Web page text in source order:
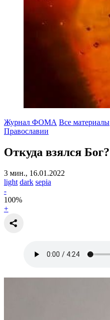
Журнал ФОМА Все материалы
Православии
Откуда взялся Бог?
3 мин., 16.01.2022
light dark sepia
-
100%
+